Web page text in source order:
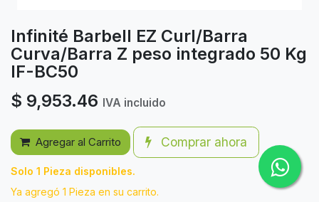
Infinité Barbell EZ Curl/Barra
Curva/Barra Z peso integrado 50 Kg
IF-BC50
$ 9,953.46 IVA incluido
Agregar al Carrito Comprar ahora
Solo 1 Pieza disponibles.
Ya agregó 1 Pieza en su carrito.